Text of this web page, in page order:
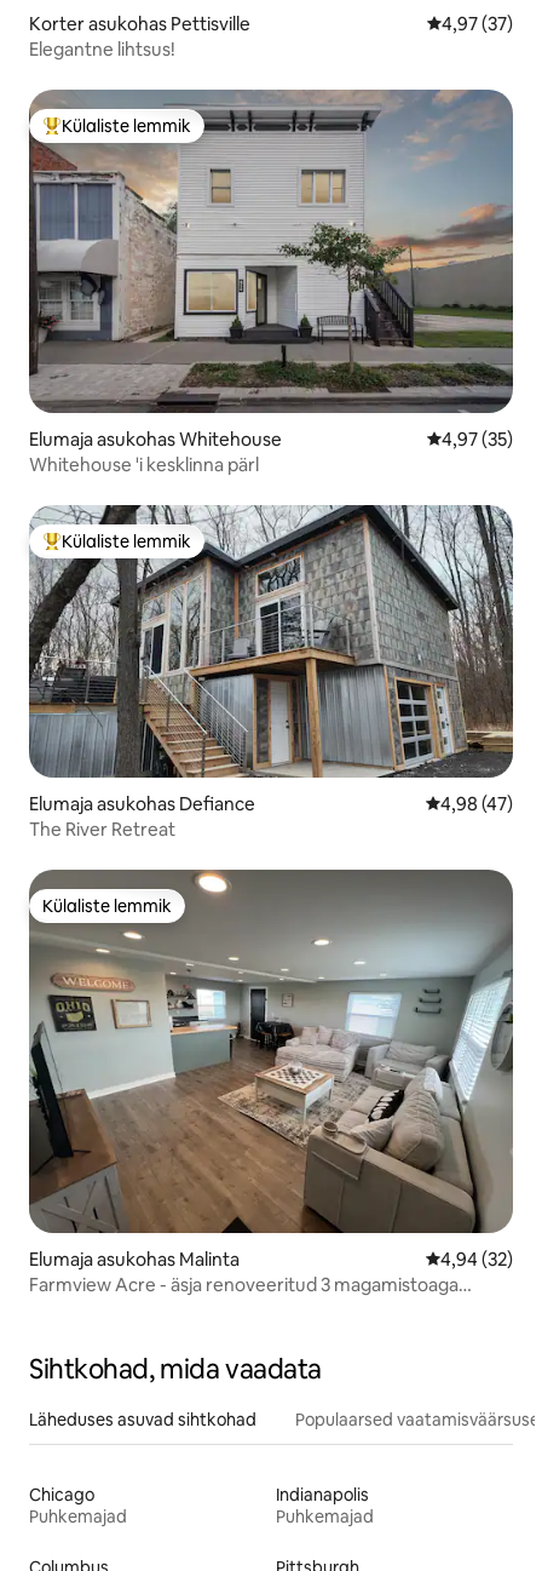
Korter asukohas Pettisville Keskmine
4,97 (37)
Elegantne lihtsus!
Külaliste suur lemmik
Külaliste lemmik
Elumaja asukohas Whitehouse Keskmine
4,97 (35)
Whitehouse 'i kesklinna pärl
Külaliste suur lemmik
Külaliste lemmik
Elumaja asukohas Defiance Keskmine
4,98 (47)
The River Retreat
Külaliste lemmik
Külaliste lemmik
Elumaja asukohas Malinta Keskmine
4,94 (32)
Farmview Acre - äsja renoveeritud 3 magamistoaga
Sihtkohad, mida vaadata
Läheduses asuvad sihtkohad Populaarsed
Chicago
Puhkemajad
Indianapolis
Puhkemajad